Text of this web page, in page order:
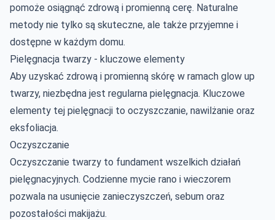
pomoże osiągnąć zdrową i promienną cerę. Naturalne
metody nie tylko są skuteczne, ale także przyjemne i
dostępne w każdym domu.
Pielęgnacja twarzy - kluczowe elementy
Aby uzyskać zdrową i promienną skórę w ramach glow up
twarzy, niezbędna jest regularna pielęgnacja. Kluczowe
elementy tej pielęgnacji to oczyszczanie, nawilżanie oraz
eksfoliacja.
Oczyszczanie
Oczyszczanie twarzy to fundament wszelkich działań
pielęgnacyjnych. Codzienne mycie rano i wieczorem
pozwala na usunięcie zanieczyszczeń, sebum oraz
pozostałości makijażu.